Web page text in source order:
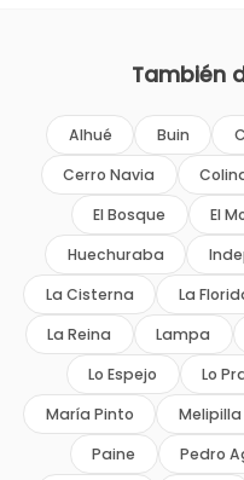
También
Alhué Buin
Cerro Navia
El Bosque
El
Huechuraba
La Cisterna
La
La Reina
Lampa
Lo Espejo
Lo
María Pinto
Melipilla
Paine
Pedro